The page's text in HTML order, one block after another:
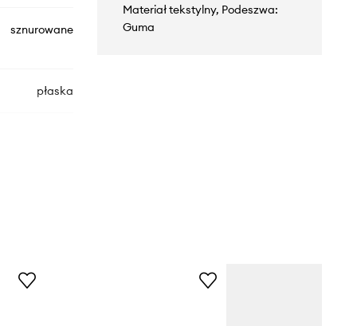
sznurowane
płaska
Materiał tekstylny, Podeszwa:
Guma